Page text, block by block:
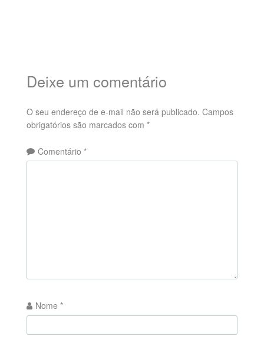
Deixe um comentário
O seu endereço de e-mail não será publicado. Campos
obrigatórios são marcados com *
Comentário *
Nome *